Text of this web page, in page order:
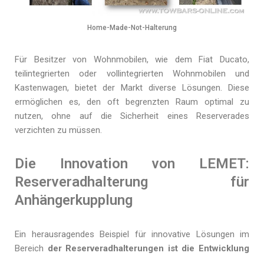
Home-Made-Not-Halterung
Für Besitzer von Wohnmobilen, wie dem Fiat Ducato,
teilintegrierten oder vollintegrierten Wohnmobilen und
Kastenwagen, bietet der Markt diverse Lösungen. Diese
ermöglichen es, den oft begrenzten Raum optimal zu
nutzen, ohne auf die Sicherheit eines Reserverades
verzichten zu müssen.
Die Innovation von LEMET:
Reserveradhalterung für
Anhängerkupplung
Ein herausragendes Beispiel für innovative Lösungen im
Bereich der Reserveradhalterungen ist die Entwicklung